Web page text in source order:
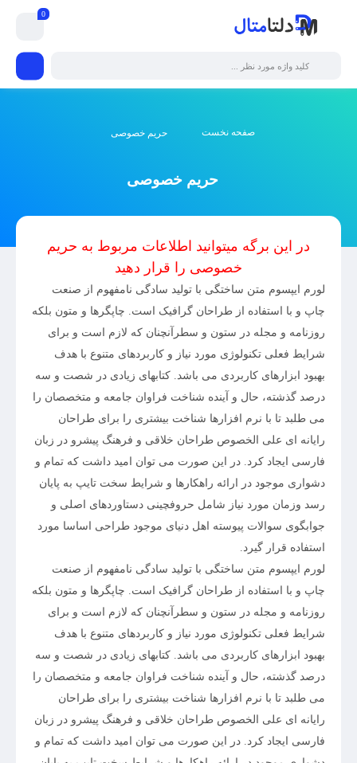
0
صفحه نخست حریم خصوصی
حریم خصوصی
در این برگه میتوانید اطلاعات مربوط به حریم
خصوصی را قرار دهید
لورم ایپسوم متن ساختگی با تولید سادگی نامفهوم از صنعت
چاپ و با استفاده از طراحان گرافیک است. چاپگرها و متون بلکه
روزنامه و مجله در ستون و سطرآنچنان که لازم است و برای
شرایط فعلی تکنولوژی مورد نیاز و کاربردهای متنوع با هدف
بهبود ابزارهای کاربردی می باشد. کتابهای زیادی در شصت و سه
درصد گذشته، حال و آینده شناخت فراوان جامعه و متخصصان را
می طلبد تا با نرم افزارها شناخت بیشتری را برای طراحان
رایانه ای علی الخصوص طراحان خلاقی و فرهنگ پیشرو در زبان
فارسی ایجاد کرد. در این صورت می توان امید داشت که تمام و
دشواری موجود در ارائه راهکارها و شرایط سخت تایپ به پایان
رسد وزمان مورد نیاز شامل حروفچینی دستاوردهای اصلی و
جوابگوی سوالات پیوسته اهل دنیای موجود طراحی اساسا مورد
استفاده قرار گیرد.
لورم ایپسوم متن ساختگی با تولید سادگی نامفهوم از صنعت
چاپ و با استفاده از طراحان گرافیک است. چاپگرها و متون بلکه
روزنامه و مجله در ستون و سطرآنچنان که لازم است و برای
شرایط فعلی تکنولوژی مورد نیاز و کاربردهای متنوع با هدف
بهبود ابزارهای کاربردی می باشد. کتابهای زیادی در شصت و سه
درصد گذشته، حال و آینده شناخت فراوان جامعه و متخصصان را
می طلبد تا با نرم افزارها شناخت بیشتری را برای طراحان
رایانه ای علی الخصوص طراحان خلاقی و فرهنگ پیشرو در زبان
فارسی ایجاد کرد. در این صورت می توان امید داشت که تمام و